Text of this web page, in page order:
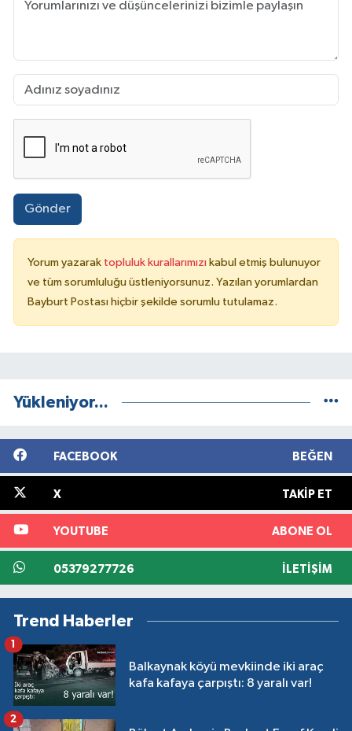
Gönder
Yorum yazarak topluluk kurallarımızı kabul etmiş bulunuyor
ve tüm sorumluluğu üstleniyorsunuz. Yazılan yorumlardan
Bayburt Postası hiçbir şekilde sorumlu tutulamaz.
Yükleniyor...
FACEBOOK BEĞEN
X TAKIP ET
YOUTUBE ABONE OL
05379277726 İLETIŞIM
Trend Haberler
Balkaynak köyü mevkiinde iki araç
kafa kafaya çarpıştı: 8 yaralı var!
1
2